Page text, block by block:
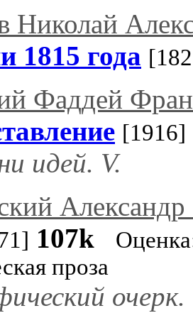
Николай
1815 года
Фаддей
[1916]
идей. V.
107k
проза
очерк.